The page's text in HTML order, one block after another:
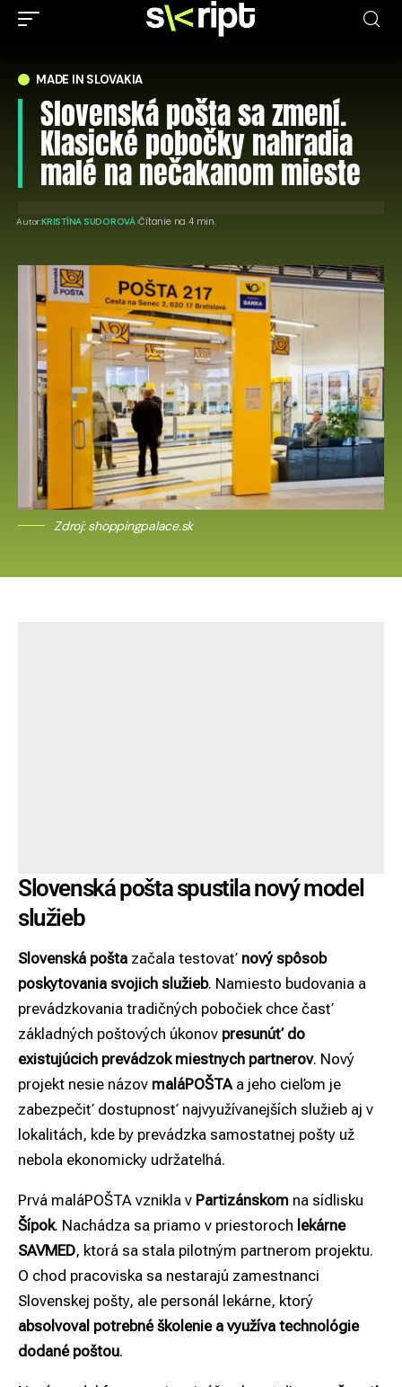
MADE IN SLOVAKIA
Slovenská pošta sa zmení.
Klasické pobočky nahradia
malé na nečakanom mieste
Autor:KRISTÍNA SUDOROVÁ Čítanie na 4 min.
Zdroj: shoppingpalace.sk
Slovenská pošta spustila nový model
služieb
Slovenská pošta začala testovať nový spôsob
poskytovania svojich služieb. Namiesto budovania a
prevádzkovania tradičných pobočiek chce časť
základných poštových úkonov presunúť do
existujúcich prevádzok miestnych partnerov. Nový
projekt nesie názov maláPOŠTA a jeho cieľom je
zabezpečiť dostupnosť najvyužívanejších služieb aj v
lokalitách, kde by prevádzka samostatnej pošty už
nebola ekonomicky udržateľná.
Prvá maláPOŠTA vznikla v Partizánskom na sídlisku
Šípok. Nachádza sa priamo v priestoroch lekárne
SAVMED, ktorá sa stala pilotným partnerom projektu.
O chod pracoviska sa nestarajú zamestnanci
Slovenskej pošty, ale personál lekárne, ktorý
absolvoval potrebné školenie a využíva technológie
dodané poštou.